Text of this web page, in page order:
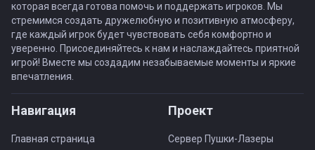
которая всегда готова помочь и поддержать игроков. Мы
стремимся создать дружелюбную и позитивную атмосферу,
где каждый игрок будет чувствовать себя комфортно и
уверенно. Присоединяйтесь к нам и наслаждайтесь приятной
игрой! Вместе мы создадим незабываемые моменты и яркие
впечатления.
Навигация
Главная страница
Проект
Сервер Пушки-Лазеры